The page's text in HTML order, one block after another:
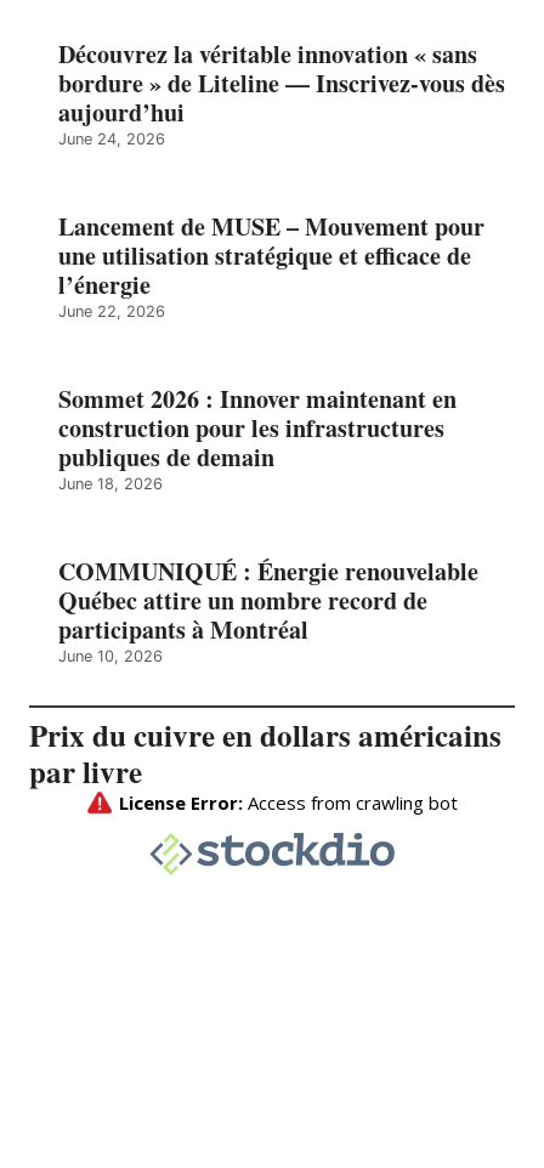
Découvrez la véritable innovation « sans
bordure » de Liteline — Inscrivez-vous dès
aujourd’hui
June 24, 2026
Lancement de MUSE – Mouvement pour
une utilisation stratégique et efficace de
l’énergie
June 22, 2026
Sommet 2026 : Innover maintenant en
construction pour les infrastructures
publiques de demain
June 18, 2026
COMMUNIQUÉ : Énergie renouvelable
Québec attire un nombre record de
participants à Montréal
June 10, 2026
Prix du cuivre en dollars américains
par livre